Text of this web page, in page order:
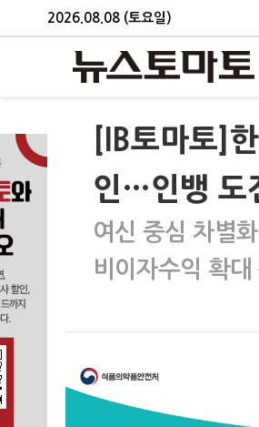
2026.08.08 (토요일)
[IB토마토]
인…인뱅 도
여신 중심 차별
비이자수익 확